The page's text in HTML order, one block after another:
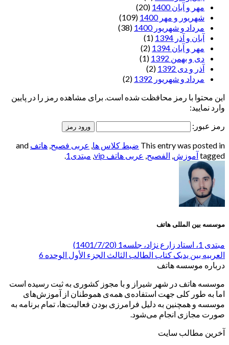
مهر و آبان 1400
(20)
شهریور و مهر 1400
(109)
مرداد و شهریور 1400
(38)
آبان و آذر 1394
(1)
مهر و آبان 1394
(2)
دی و بهمن 1392
(1)
آذر و دی 1392
(2)
مرداد و شهریور 1392
(2)
این محتوا با رمز محافظت شده است. برای مشاهده رمز را در پایین
وارد نمایید:
رمز عبور:
This entry was posted in ضبط کلاس ها, عربی فصیح, هاتف and
tagged آموزش, الفصيح, عربی هاتف vip , مبتدی1 .
موسسه بین المللی هاتف
مبتدی 1، استاد زارع نژاد، جلسه1 (1401/7/20)
العربیه بین یدیک کتاب الطالب الثالث الجزء الأول الوحده 6
درباره موسسه هاتف
موسسه هاتف در شهر شیراز و با مجوز کشوری به ثبت رسیده است
اما به طور کلی جهت استفاده‌ی همه‌ی هموطنان از آموزش‌های
موسسه و همچنین به دلیل فرامرزی بودن فعالیت‌ها، تمام برنامه به
صورت مجازی انجام می‌شود.
آخرین مطالب سایت